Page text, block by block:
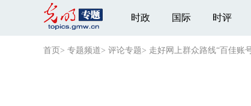
时政 国际 时评
首页 > 专题频道> 评论专题> 走好网上群众路线“百佳账